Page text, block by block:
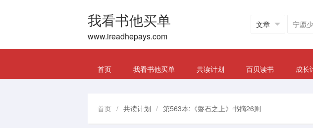
我看书他买单
www.ireadhepays.com
首页 我看书他买单 共读计划 百贝读书 成长
首页 / 共读计划 / 第563本:《磐石之上》书摘26则